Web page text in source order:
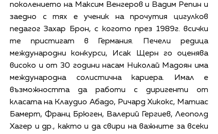
поколението на Максим Венгеров и Вадим Репин и
заедно с тях е ученик на прочутия цигулков
педагог Захар Брон, с когото през 1989г. всички
те пристигат в Германия. Печели редица
международни конкурси, Исак Щерн го оценява
високо и от 30 години насам Николай Мадоян има
международна солистична кариера. Имал е
възможността да работи с диригенти от
класата на Клаудио Абадо, Ричард Хикокс, Матиас
Бамерт, Франц Брюген, Валерий Гергиев, Леополд
Хагер и др., както и да свири на важните за всеки